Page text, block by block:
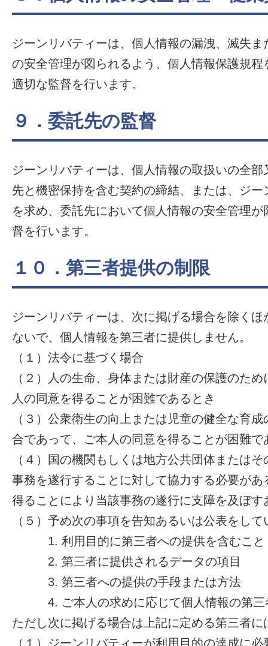
ジーンリバティーは、個人情報の漏洩、滅失
の安全管理が図られるよう、個人情報保護規
適切な監督を行います。
９．委託先の監督
ジーンリバティーは、個人情報の取扱いの全
先と機密保持を含む契約の締結、または、ジ
を求め、委託先において個人情報の安全管理
督を行います。
１０．第三者提供の制限
ジーンリバティーは、次に掲げる場合を除く
ないで、個人情報を第三者に提供しません。
（１）法令に基づく場合
（２）人の生命、身体または財産の保護のた
人の同意を得ることが困難であるとき
（３）公衆衛生の向上または児童の健全な育
合であって、ご本人の同意を得ることが困難で
（４）国の機関もしくは地方公共団体または
事務を遂行することに対して協力する必要が
得ることにより当該事務の遂行に支障を及ぼす
（５）予め次の事項を告知あるいは公表をして
1. 利用目的に第三者への提供を含むこと
2. 第三者に提供されるデータの項目
3. 第三者への提供の手段または方法
4. ご本人の求めに応じて個人情報の第三
ただし次に掲げる場合は上記に定める第三者に
（１）ジーンリバティーが利用目的の達成に